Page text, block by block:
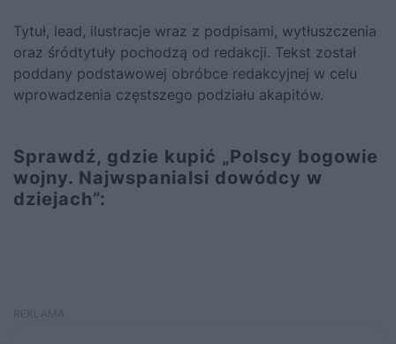
Tytuł, lead, ilustracje wraz z podpisami, wytłuszczenia
oraz śródtytuły pochodzą od redakcji. Tekst został
poddany podstawowej obróbce redakcyjnej w celu
wprowadzenia częstszego podziału akapitów.
Sprawdź, gdzie kupić „Polscy bogowie
wojny. Najwspanialsi dowódcy w
dziejach”: